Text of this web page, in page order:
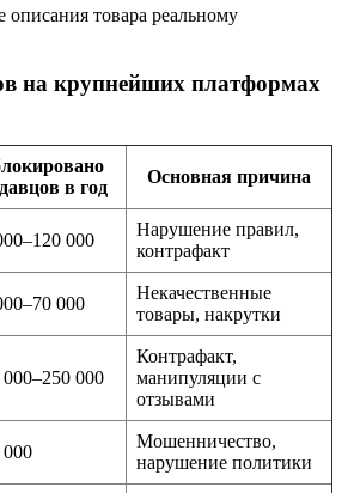
описания товара реальному
на крупнейших платформах
в год
Основная причина
000
Нарушение правил,
контрафакт
000
Некачественные
товары, накрутки
000
Контрафакт,
манипуляции с
отзывами
Мошенничество,
нарушение политики